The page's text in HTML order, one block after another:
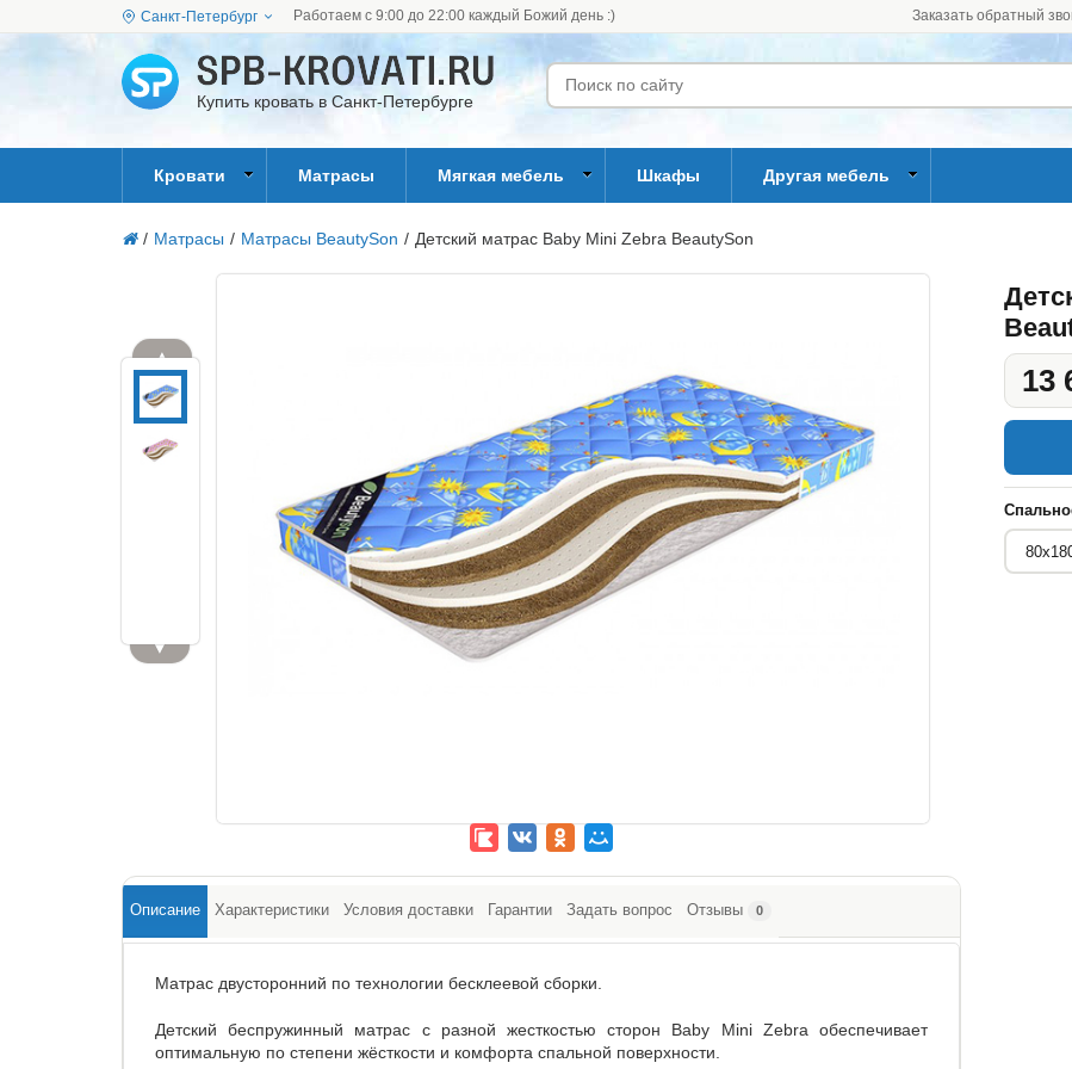
Санкт-Петербург Работаем с 9:00 до 22:00 каждый Божий день :) Заказать обратный
Купить кровать в Санкт-Петербурге
Кровати Матрасы Мягкая мебель Шкафы Другая мебель
/ Матрасы / Матрасы BeautySon / Детский матрас Baby Mini Zebra BeautySon
▲
▼
13
Описание Характеристики Условия доставки Гарантии Задать вопрос Отзывы 0
Матрас двусторонний по технологии бесклеевой сборки.
Детский беспружинный матрас с разной жесткостью сторон Baby Mini Zebra обеспечивает
оптимальную по степени жёсткости и комфорта спальной поверхности.